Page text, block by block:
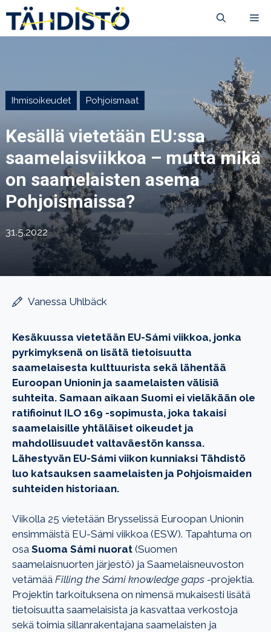
sisältöön
Ihmisoikeudet Pohjoismaat
Kesällä vietetään EU:ssa
saamelaisviikkoa – mutta mikä
on saamelaisten asema
Pohjoismaissa?
31.5.2022
Vanessa Uhlbäck
Kesäkuussa vietetään EU-Sámi viikkoa, jonka
pyrkimyksenä on lisätä tietoisuutta
saamelaisesta kulttuurista sekä lähentää
Euroopan Unionin ja saamelaisten välisiä
suhteita. Samaan aikaan Suomi ei vieläkään ole
ratifioinut ILO 169 -sopimusta, joka takaisi
saamelaisille yhtäläiset oikeudet ja
mahdollisuudet valtaväestön kanssa.
Lähestyvän EU-Sámi viikon kunniaksi Tähdistö
luo katsauksen saamelaisten ja Pohjoismaiden
suhteiden historiaan.
Viikolla 25 vietetään Brysselissä Euroopan Unionin
ensimmäistä EU-Sámi viikkoa (ESW). Tapahtuma on
osa Suoma Sámi nuorat (Suomen
saamelaisnuorten järjestö) ja Saamelaisneuvoston
vetämää Filling the Sámi knowledge gaps -projektia.
Projektin tarkoituksena on nimensä mukaisesti lisätä
tietoisuutta saamelaisista ja kasvattaa verkostoja
sekä toimia sillanrakentajana saamelaisten ja